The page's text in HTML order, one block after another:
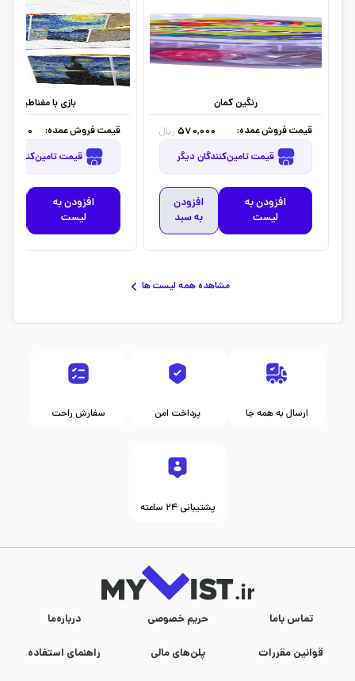
رنگین کمان
قیمت فروش عمده:
570,000 ریال
قیمت تامین‌کنندگان دیگر
افزودن به
لیست
افزودن
به سبد
بازی با مغناطیس
قیمت فروش عمده:
قیمت تامین‌کنندگان دیگر
افزودن به
لیست
مشاهده همه لیست ها
سفارش راحت پرداخت امن ارسال به همه جا
پشتیبانی ۲۴ ساعته
درباره‌ما حریم خصوصی تماس با‌ما
راهنمای استفاده پلن‌های مالی قوانین مقررات